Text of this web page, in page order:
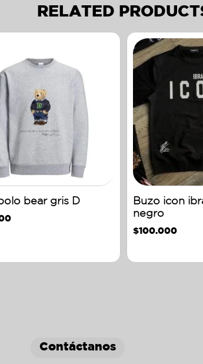
RELATED
bear gris D
Buzo icon
negro
$100.000
Contáctanos